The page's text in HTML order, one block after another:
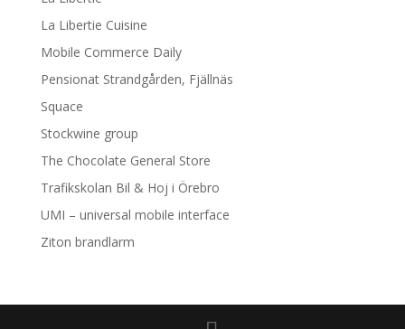
La Libertie Cuisine
Mobile Commerce Daily
Pensionat Strandgården, Fjällnäs
Squace
Stockwine group
The Chocolate General Store
Trafikskolan Bil & Hoj i Örebro
UMI – universal mobile interface
Ziton brandlarm